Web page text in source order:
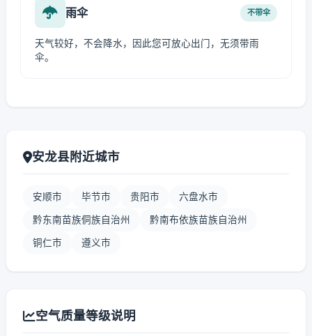
雨伞 不带伞
天气较好，不会降水，因此您可放心出门，无须带雨
伞。
安龙县附近城市
安顺市 毕节市 贵阳市 六盘水市
黔东南苗族侗族自治州 黔南布依族苗族自治州
铜仁市 遵义市
空气质量等级说明